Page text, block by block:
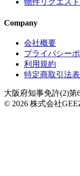
物件リクエスト
Company
会社概要
プライバシー
利用規約
特定商取引法
大阪府知事免許(2)第
© 2026 株式会社